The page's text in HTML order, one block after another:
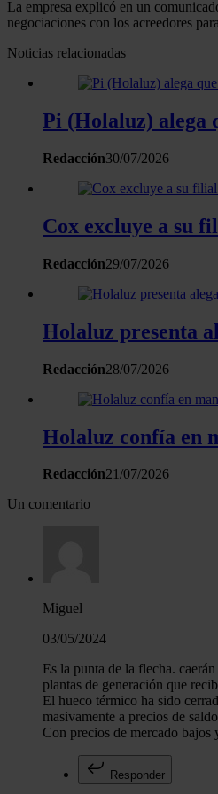
La empresa explicó en un
negociaciones con los acreedores
Noticias relacionadas
Pi (Holaluz) alega
Redacción30/07/2026
Cox excluye a su
Redacción29/07/2026
Holaluz presenta
Redacción28/07/2026
Holaluz confía en
Redacción21/07/2026
Un comentario
Miguel
03/05/2024
Es la punta de la flecha.
plantas de generación que
El hueco térmico ha sido
masivamente a precios de
Con precios de mercado bajos
Responder